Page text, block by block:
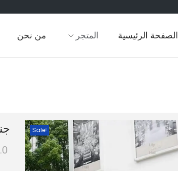
الصفحة الرئيسية المتجر من نحن
Sale!